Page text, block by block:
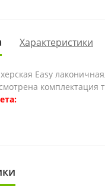
Характеристики
Easy